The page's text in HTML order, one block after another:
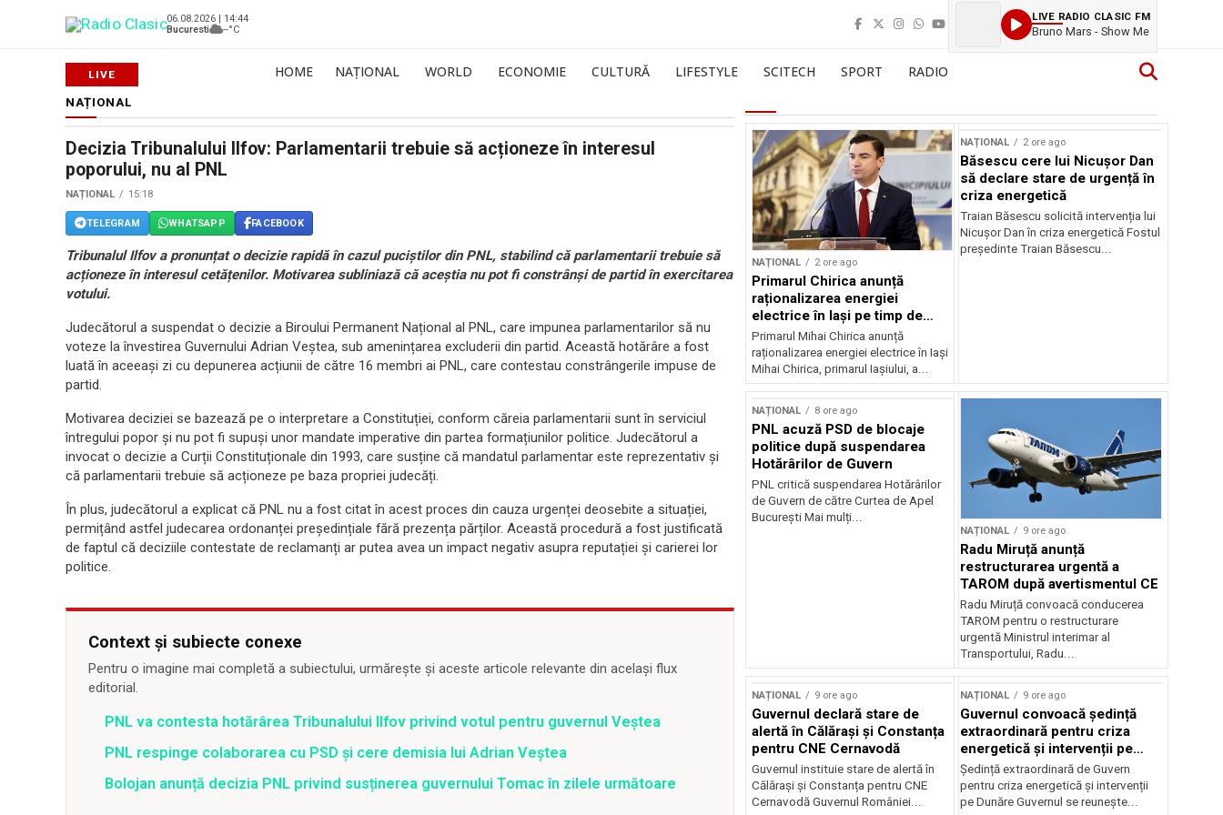
06.08.2026 | 14:44
Bucuresti
--°C
LIVE RADIO CLASIC FM
Bruno Mars - Show Me
HOME NAȚIONAL WORLD ECONOMIE CULTURĂ LIFESTYLE SCITECH SPORT RADIO
NAȚIONAL
Decizia Tribunalului Ilfov: Parlamentarii trebuie să acționeze în interesul
poporului, nu al PNL
NAȚIONAL 15:18
TELEGRAM WHATSAPP FACEBOOK
Tribunalul Ilfov a pronunțat o decizie rapidă în cazul puciștilor din PNL, stabilind că parlamentarii trebuie să
acționeze în interesul cetățenilor. Motivarea subliniază că aceștia nu pot fi constrânși de partid în exercitarea
votului.
Judecătorul a suspendat o decizie a Biroului Permanent Național al PNL, care impunea parlamentarilor să nu
voteze la învestirea Guvernului Adrian Veștea, sub amenințarea excluderii din partid. Această hotărâre a fost
luată în aceeași zi cu depunerea acțiunii de către 16 membri ai PNL, care contestau constrângerile impuse de
partid.
Motivarea deciziei se bazează pe o interpretare a Constituției, conform căreia parlamentarii sunt în serviciul
întregului popor și nu pot fi supuși unor mandate imperative din partea formațiunilor politice. Judecătorul a
invocat o decizie a Curții Constituționale din 1993, care susține că mandatul parlamentar este reprezentativ și
că parlamentarii trebuie să acționeze pe baza propriei judecăți.
În plus, judecătorul a explicat că PNL nu a fost citat în acest proces din cauza urgenței deosebite a situației,
permițând astfel judecarea ordonanței președințiale fără prezența părților. Această procedură a fost justificată
de faptul că deciziile contestate de reclamanți ar putea avea un impact negativ asupra reputației și carierei lor
politice.
Context și subiecte conexe
Pentru o imagine mai completă a subiectului, urmărește și aceste articole relevante din același flux
editorial.
PNL va contesta hotărârea Tribunalului Ilfov privind votul pentru guvernul Veștea
PNL respinge colaborarea cu PSD și cere demisia lui Adrian Veștea
Bolojan anunță decizia PNL privind susținerea guvernului Tomac în zilele următoare
NAȚIONAL 2 ore ago
Primarul Chirica anunță
raționalizarea energiei
electrice în Iași pe timp de
noapte
Primarul Mihai Chirica anunță
raționalizarea energiei electrice în Iași
Mihai Chirica, primarul Iașiului, a...
NAȚIONAL 2 ore ago
Băsescu cere lui Nicușor Dan
să declare stare de urgență în
criza energetică
Traian Băsescu solicită intervenția lui
Nicușor Dan în criza energetică Fostul
președinte Traian Băsescu...
NAȚIONAL 8 ore ago
PNL acuză PSD de blocaje
politice după suspendarea
Hotărârilor de Guvern
PNL critică suspendarea Hotărârilor
de Guvern de către Curtea de Apel
București Mai mulți...
NAȚIONAL 9 ore ago
Radu Miruță anunță
restructurarea urgentă a
TAROM după avertismentul CE
Radu Miruță convoacă conducerea
TAROM pentru o restructurare
urgentă Ministrul interimar al
Transportului, Radu...
NAȚIONAL 9 ore ago
Guvernul declară stare de
alertă în Călărași și Constanța
pentru CNE Cernavodă
Guvernul instituie stare de alertă în
Călărași și Constanța pentru CNE
Cernavodă Guvernul României...
NAȚIONAL 9 ore ago
Guvernul convoacă ședință
extraordinară pentru criza
energetică și intervenții pe
Dunăre
Ședință extraordinară de Guvern
pentru criza energetică și intervenții
pe Dunăre Guvernul se reunește...